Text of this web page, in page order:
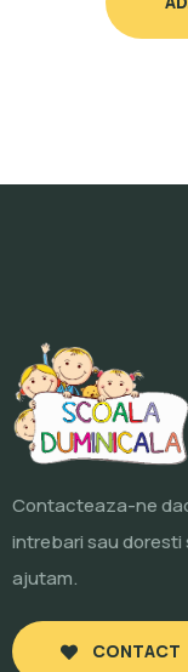
Contacteaza-ne
intrebari sau doresti
ajutam.
CONTACT